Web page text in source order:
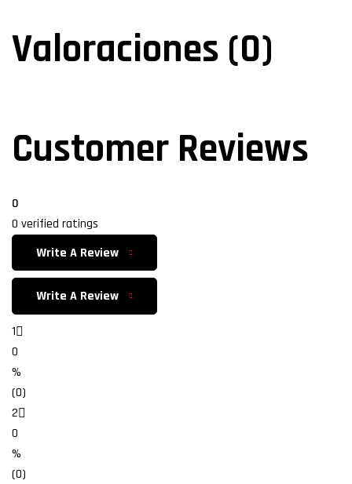
Valoraciones (0)
Customer Reviews
0
0 verified ratings
Write A Review
Write A Review
1
0
%
(0)
2
0
%
(0)